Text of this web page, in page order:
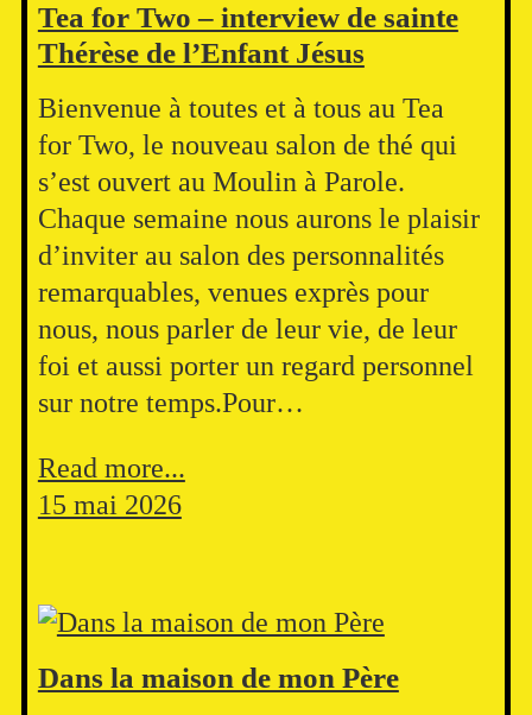
Tea for Two – interview de sainte
Thérèse de l’Enfant Jésus
Bienvenue à toutes et à tous au Tea
for Two, le nouveau salon de thé qui
s’est ouvert au Moulin à Parole.
Chaque semaine nous aurons le plaisir
d’inviter au salon des personnalités
remarquables, venues exprès pour
nous, nous parler de leur vie, de leur
foi et aussi porter un regard personnel
sur notre temps.Pour…
Read more...
15 mai 2026
Dans la maison de mon Père